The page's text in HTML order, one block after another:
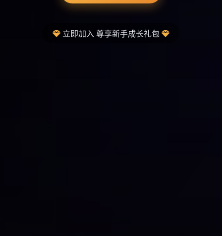
立即加入 尊享新手成长礼包